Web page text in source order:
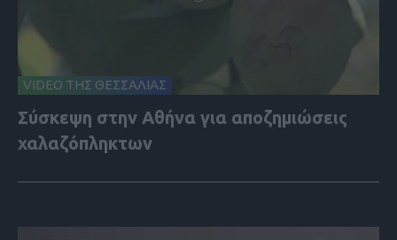
VIDEO ΤΗΣ ΘΕΣΣΑΛΙΑΣ
Σύσκεψη στην Αθήνα για αποζημιώσεις
χαλαζόπληκτων